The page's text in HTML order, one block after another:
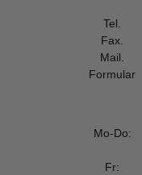
Tel.
Fax.
Mail.
Formular
Mo-Do:
Fr: